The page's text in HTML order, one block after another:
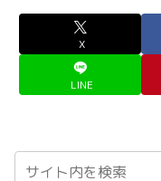
X
LINE